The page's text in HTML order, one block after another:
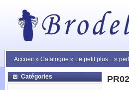
Accueil » Catalogue » Le petit plus... »
Catégories